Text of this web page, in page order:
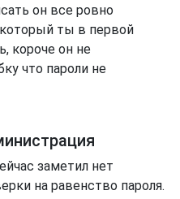
он все ровно
ты в первой
короче он не
что пароли не
заметил нет
на равенство пароля.